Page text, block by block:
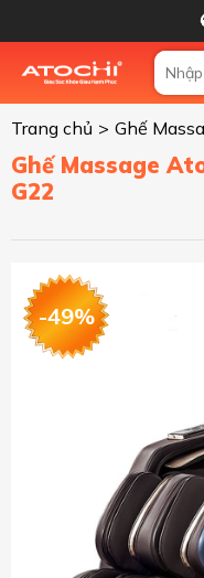
Trang chủ > Ghế
Ghế Massage
G22
-49%